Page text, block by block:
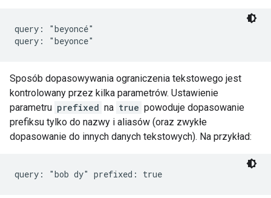
query: "beyoncé"
query: "beyonce"
Sposób dopasowywania ograniczenia tekstowego jest
kontrolowany przez kilka parametrów. Ustawienie
parametru prefixed na true powoduje dopasowanie
prefiksu tylko do nazwy i aliasów (oraz zwykłe
dopasowanie do innych danych tekstowych). Na przykład:
query: "bob dy" prefixed: true